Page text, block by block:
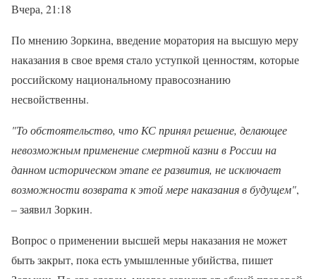
Вчера, 21:18
По мнению Зоркина, введение моратория на высшую меру
наказания в свое время стало уступкой ценностям, которые
российскому национальному правосознанию
несвойственны.
"То обстоятельство, что КС принял решение, делающее
невозможным применение смертной казни в России на
данном историческом этапе ее развития, не исключает
возможности возврата к этой мере наказания в будущем",
– заявил Зоркин.
Вопрос о применении высшей меры наказания не может
быть закрыт, пока есть умышленные убийства, пишет